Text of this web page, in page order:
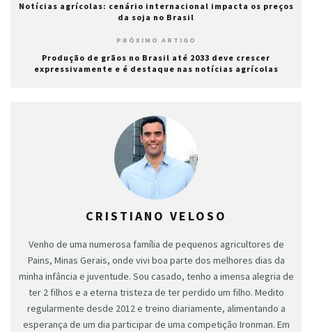
Notícias agrícolas: cenário internacional impacta os preços
da soja no Brasil
PRÓXIMO ARTIGO
Produção de grãos no Brasil até 2033 deve crescer
expressivamente e é destaque nas notícias agrícolas
CRISTIANO VELOSO
Venho de uma numerosa família de pequenos agricultores de
Pains, Minas Gerais, onde vivi boa parte dos melhores dias da
minha infância e juventude. Sou casado, tenho a imensa alegria de
ter 2 filhos e a eterna tristeza de ter perdido um filho. Medito
regularmente desde 2012 e treino diariamente, alimentando a
esperança de um dia participar de uma competição Ironman. Em